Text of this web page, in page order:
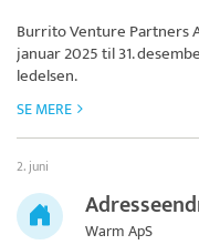
Burrito Venture Partners
januar 2025 til 31.
ledelsen.
SE MERE
2. juni
Warm ApS